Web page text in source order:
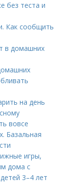
без теста и
Как сообщить
в домашних
на день
вовсе
Базальная
игры,
дома с
3–4 лет